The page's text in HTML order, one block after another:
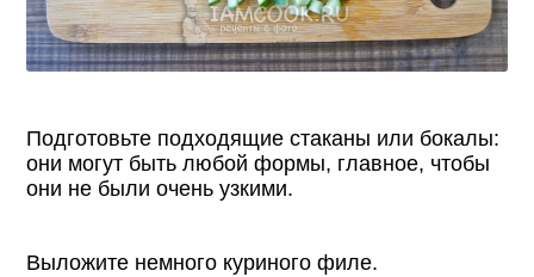
Подготовьте подходящие стаканы или бокалы:
они могут быть любой формы, главное, чтобы
они не были очень узкими.
Выложите немного куриного филе.